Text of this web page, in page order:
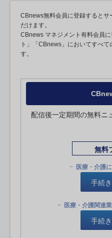
CBnews無料会員に登録すると
だけます。
CBnews マネジメント有料会員
ト」「CBnews」においてすべ
す。
配信後一定期間の無料ニ
無料
医療・介護
手続
医療・介護関連
手続